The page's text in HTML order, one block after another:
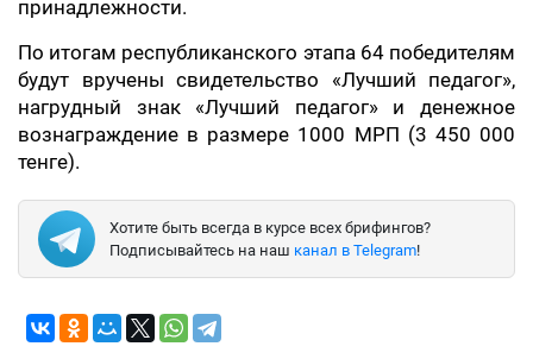
принадлежности.
По итогам республиканского этапа 64 победителям
будут вручены свидетельство «Лучший педагог»,
нагрудный знак «Лучший педагог» и денежное
вознаграждение в размере 1000 МРП (3 450 000
тенге).
Хотите быть всегда в курсе всех брифингов?
Подписывайтесь на наш канал в Telegram!